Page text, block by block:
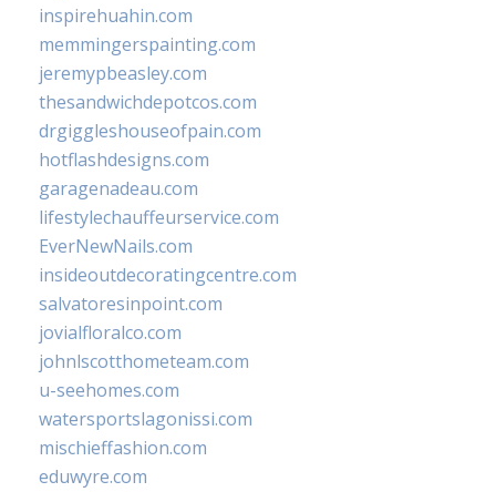
inspirehuahin.com
memmingerspainting.com
jeremypbeasley.com
thesandwichdepotcos.com
drgiggleshouseofpain.com
hotflashdesigns.com
garagenadeau.com
lifestylechauffeurservice.com
EverNewNails.com
insideoutdecoratingcentre.com
salvatoresinpoint.com
jovialfloralco.com
johnlscotthometeam.com
u-seehomes.com
watersportslagonissi.com
mischieffashion.com
eduwyre.com